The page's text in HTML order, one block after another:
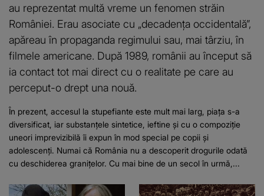
au reprezentat multă vreme un fenomen străin
României. Erau asociate cu „decadența occidentală”,
apăreau în propaganda regimului sau, mai târziu, în
filmele americane. După 1989, românii au început să
ia contact tot mai direct cu o realitate pe care au
perceput-o drept una nouă.
În prezent, accesul la stupefiante este mult mai larg, piața s-a
diversificat, iar substanțele sintetice, ieftine și cu o compoziție
uneori imprevizibilă îi expun în mod special pe copii și
adolescenți. Numai că România nu a descoperit drogurile odată
cu deschiderea granițelor. Cu mai bine de un secol în urmă,...